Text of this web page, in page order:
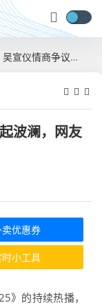
争议再起波澜，网友热议不断
波澜，网友
优惠券
时小工具
》的持续热播，